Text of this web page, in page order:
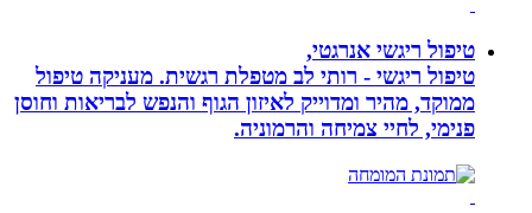
טיפול ריגשי אנרגטי,
טיפול ריגשי - רותי לב מטפלת רגשית. מעניקה טיפול
ממוקד, מהיר ומדוייק לאיזון הגוף והנפש לבריאות וחוסן
פנימי, לחיי צמיחה והרמוניה.